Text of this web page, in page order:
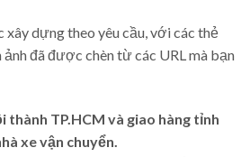
dựng theo yêu cầu, với các thẻ
đã được chèn từ các URL mà bạn
thành TP.HCM và giao hàng tỉnh
xe vận chuyển.